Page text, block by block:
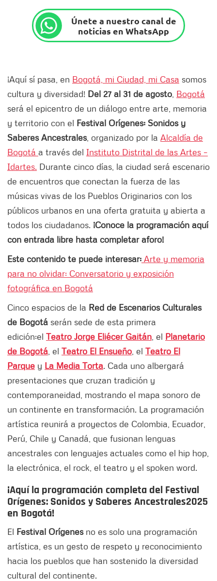
Únete a nuestro canal de
noticias en WhatsApp
¡Aquí sí pasa, en Bogotá, mi Ciudad, mi Casa somos
cultura y diversidad! Del 27 al 31 de agosto Bogotá
será el epicentro de un diálogo entre arte, memoria
y territorio con el Festival Orígenes: Sonidos y
Saberes Ancestrales, organizado por la Alcaldía de
Bogotá a través del Instituto Distrital de las Artes –
Idartes. Durante cinco días, la ciudad será escenario
de encuentros que conectan la fuerza de las
músicas vivas de los Pueblos Originarios con los
públicos urbanos en una oferta gratuita y abierta a
todos los ciudadanos. ¡Conoce la programación aquí
con entrada libre hasta completar aforo!
Este contenido te puede interesar: Arte y memoria
para no olvidar: Conversatorio y exposición
fotográfica en Bogotá
Cinco espacios de la Red de Escenarios Culturales
de Bogotá serán sede de esta primera
edición:el Teatro Jorge Eliécer Gaitán , el Planetario
de Bogotá , el Teatro El Ensueño , el Teatro El
Parque y La Media Torta. Cada uno albergará
presentaciones que cruzan tradición y
contemporaneidad, mostrando el mapa sonoro de
un continente en transformación. La programación
artística reunirá a proyectos de Colombia, Ecuador,
Perú, Chile y Canadá, que fusionan lenguas
ancestrales con lenguajes actuales como el hip hop,
la electrónica, el rock, el teatro y el spoken word.
¡Aquí la programación completa del Festival
Orígenes: Sonidos y Saberes Ancestrales2025
en Bogotá!
El Festival Orígenesno es solo una programación
artística, es un gesto de respeto y reconocimiento
hacia los pueblos que han sostenido la diversidad
cultural del continente.